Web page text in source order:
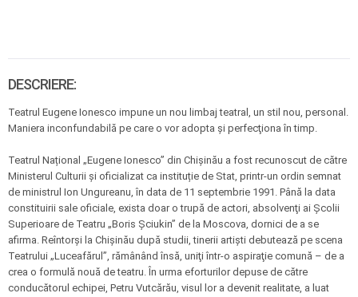
DESCRIERE:
Teatrul Eugene Ionesco impune un nou limbaj teatral, un stil nou, personal.
Maniera inconfundabilă pe care o vor adopta şi perfecţiona în timp.
Teatrul Național „Eugene Ionesco” din Chişinău a fost recunoscut de către
Ministerul Culturii și oficializat ca instituție de Stat, printr-un ordin semnat
de ministrul Ion Ungureanu, în data de 11 septembrie 1991. Până la data
constituirii sale oficiale, exista doar o trupă de actori, absolvenţi ai Şcolii
Superioare de Teatru „Boris Şciukin” de la Moscova, dornici de a se
afirma. Reîntorşi la Chişinău după studii, tinerii artişti debutează pe scena
Teatrului „Luceafărul”, rămânând însă, uniţi într-o aspiraţie comună – de a
crea o formulă nouă de teatru. În urma eforturilor depuse de către
conducătorul echipei, Petru Vutcărău, visul lor a devenit realitate, a luat